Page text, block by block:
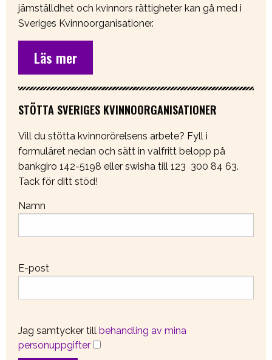
jämställdhet och kvinnors rättigheter kan gå med i
Sveriges Kvinnoorganisationer.
Läs mer
STÖTTA SVERIGES KVINNOORGANISATIONER
Vill du stötta kvinnorörelsens arbete? Fyll i
formuläret nedan och sätt in valfritt belopp på
bankgiro 142-5198 eller swisha till 123 300 84 63.
Tack för ditt stöd!
Namn
E-post
Jag samtycker till behandling av mina
personuppgifter